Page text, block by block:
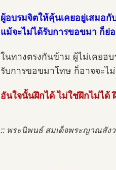
ผู้อบรมจิตให้คุ้นเคยอยู่เสมอกั
แม้จะไม่ได้รับการขอขมา ก็ย่
ในทางตรงกันข้าม ผู้ไม่เคยอ
รับการขอขมาโทษ ก็อาจจะไ
อันใจนั้นฝึกได้ ไม่ใช่ฝึกไม่ได้
:: พระนิพนธ์ สมเด็จพระญาณสัง